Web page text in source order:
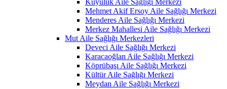
Mehmet Akif Ersoy Aile Sağlığı Merkezi
Menderes Aile Sağlığı Merkezi
Merkez Mahallesi Aile Sağlığı Merkezi
Mut Aile Sağlığı Merkezleri
Deveci Aile Sağlığı Merkezi
Karacaoğlan Aile Sağlığı Merkezi
Köprübaşı Aile Sağlığı Merkezi
Kültür Aile Sağlığı Merkezi
Meydan Aile Sağlığı Merkezi